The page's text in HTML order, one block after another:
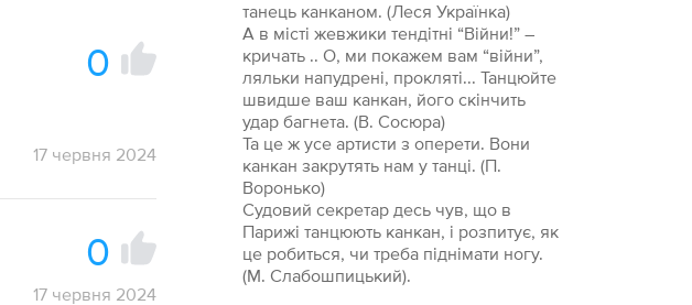
танець канканом. (Леся Українка)
А в місті жевжики тендітні “Війни!” –
кричать .. О, ми покажем вам “війни”,
ляльки напудрені, прокляті... Танцюйте
швидше ваш канкан, його скінчить
удар багнета. (В. Сосюра)
Та це ж усе артисти з оперети. Вони
канкан закрутять нам у танці. (П.
Воронько)
Судовий секретар десь чув, що в
Парижі танцюють канкан, і розпитує, як
це робиться, чи треба піднімати ногу.
(М. Слабошпицький).
0
17 червня 2024
0
17 червня 2024